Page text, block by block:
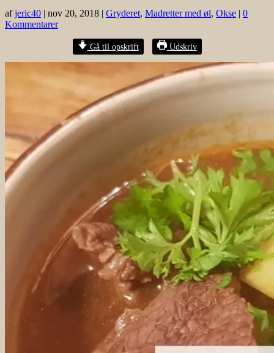
afjeric40 | nov 20, 2018 | Gryderet, Madretter med øl, Okse | 0
Kommentarer
Gå til opskrift Udskriv